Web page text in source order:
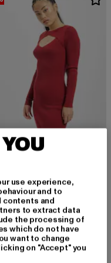
EURPreis: 22,04 EUR
34,99 EURAktionspreis:
use experience,
and to
contents and
to extract data
the processing of
which do not have
want to change
on "Accept" you